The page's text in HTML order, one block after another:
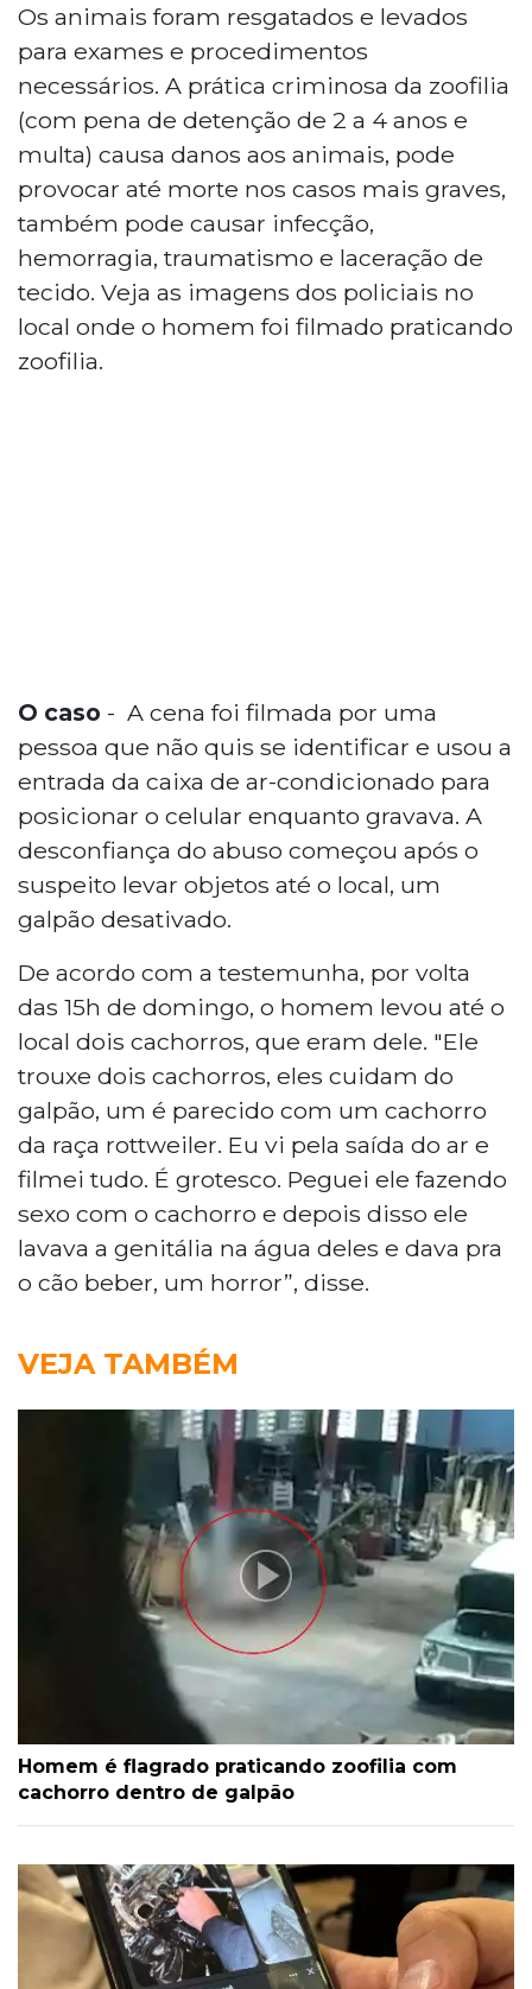
Os animais foram resgatados e levados
para exames e procedimentos
necessários. A prática criminosa da zoofilia
(com pena de detenção de 2 a 4 anos e
multa) causa danos aos animais, pode
provocar até morte nos casos mais graves,
também pode causar infecção,
hemorragia, traumatismo e laceração de
tecido. Veja as imagens dos policiais no
local onde o homem foi filmado praticando
zoofilia.
O caso - A cena foi filmada por uma
pessoa que não quis se identificar e usou a
entrada da caixa de ar-condicionado para
posicionar o celular enquanto gravava. A
desconfiança do abuso começou após o
suspeito levar objetos até o local, um
galpão desativado.
De acordo com a testemunha, por volta
das 15h de domingo, o homem levou até o
local dois cachorros, que eram dele. "Ele
trouxe dois cachorros, eles cuidam do
galpão, um é parecido com um cachorro
da raça rottweiler. Eu vi pela saída do ar e
filmei tudo. É grotesco. Peguei ele fazendo
sexo com o cachorro e depois disso ele
lavava a genitália na água deles e dava pra
o cão beber, um horror”, disse.
VEJA TAMBÉM
Homem é flagrado praticando zoofilia com
cachorro dentro de galpão